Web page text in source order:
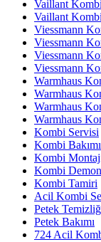
Vaillant
Vaillant
Viessmann
Viessmann
Viessmann
Viessmann
Warmhaus
Warmhaus
Warmhaus
Warmhaus
Kombi Servisi
Kombi Bakımı
Kombi
Kombi
Kombi Tamiri
Acil Kombi
Petek
Petek Bakımı
724 Acil